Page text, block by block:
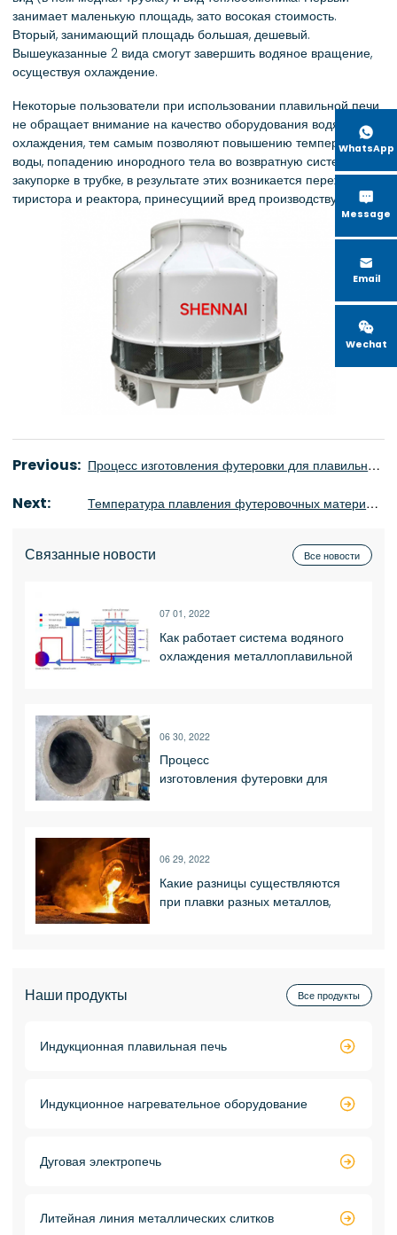

WhatsApp

Message

Email

Wechat
занимает маленькую площадь, зато восокая стоимость.
Вторый, занимающий площадь большая, дешевый.
Вышеуказанные 2 вида смогут завершить водяное вращение,
осуществуя охлаждение.
Некоторые пользователи при использовании плавильной печи
не обращает внимание на качество оборудования водяного
охлаждения, тем самым позволяют повышению температуры
воды, попадению инородного тела во возвратную систему,
закупорке в трубке, в результате этих возникается пережег
тиристора и реактора, принесущиий вред производству.
Previous: Процесс изготовления футеровки для плавильной печи ПЧ
Next: Температура плавления футеровочных материалов печи ПЧ и их высочайшая рабочая температура
Связанные новости Все новости
07 01, 2022
Как работает система водяного
охлаждения металлоплавильной
06 30, 2022
Процесс
изготовления футеровки для
06 29, 2022
Какие разницы существляются
при плавки разных металлов,
Наши продукты Все продукты
Индукционная плавильная печь 
Индукционное нагревательное оборудование 
Дуговая электропечь 
Литейная линия металлических слитков 